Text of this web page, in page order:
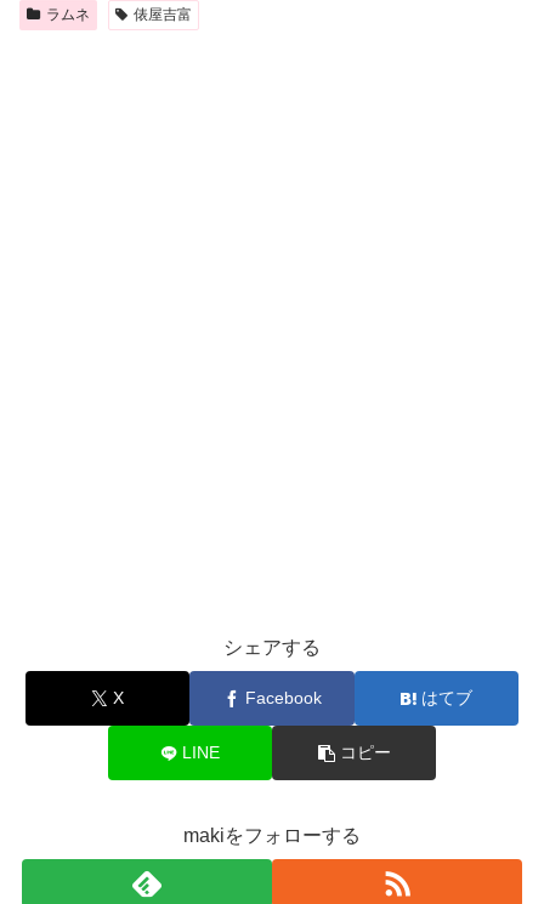
ラムネ 俵屋吉富
シェアする
X Facebook はてブ
LINE コピー
makiをフォローする